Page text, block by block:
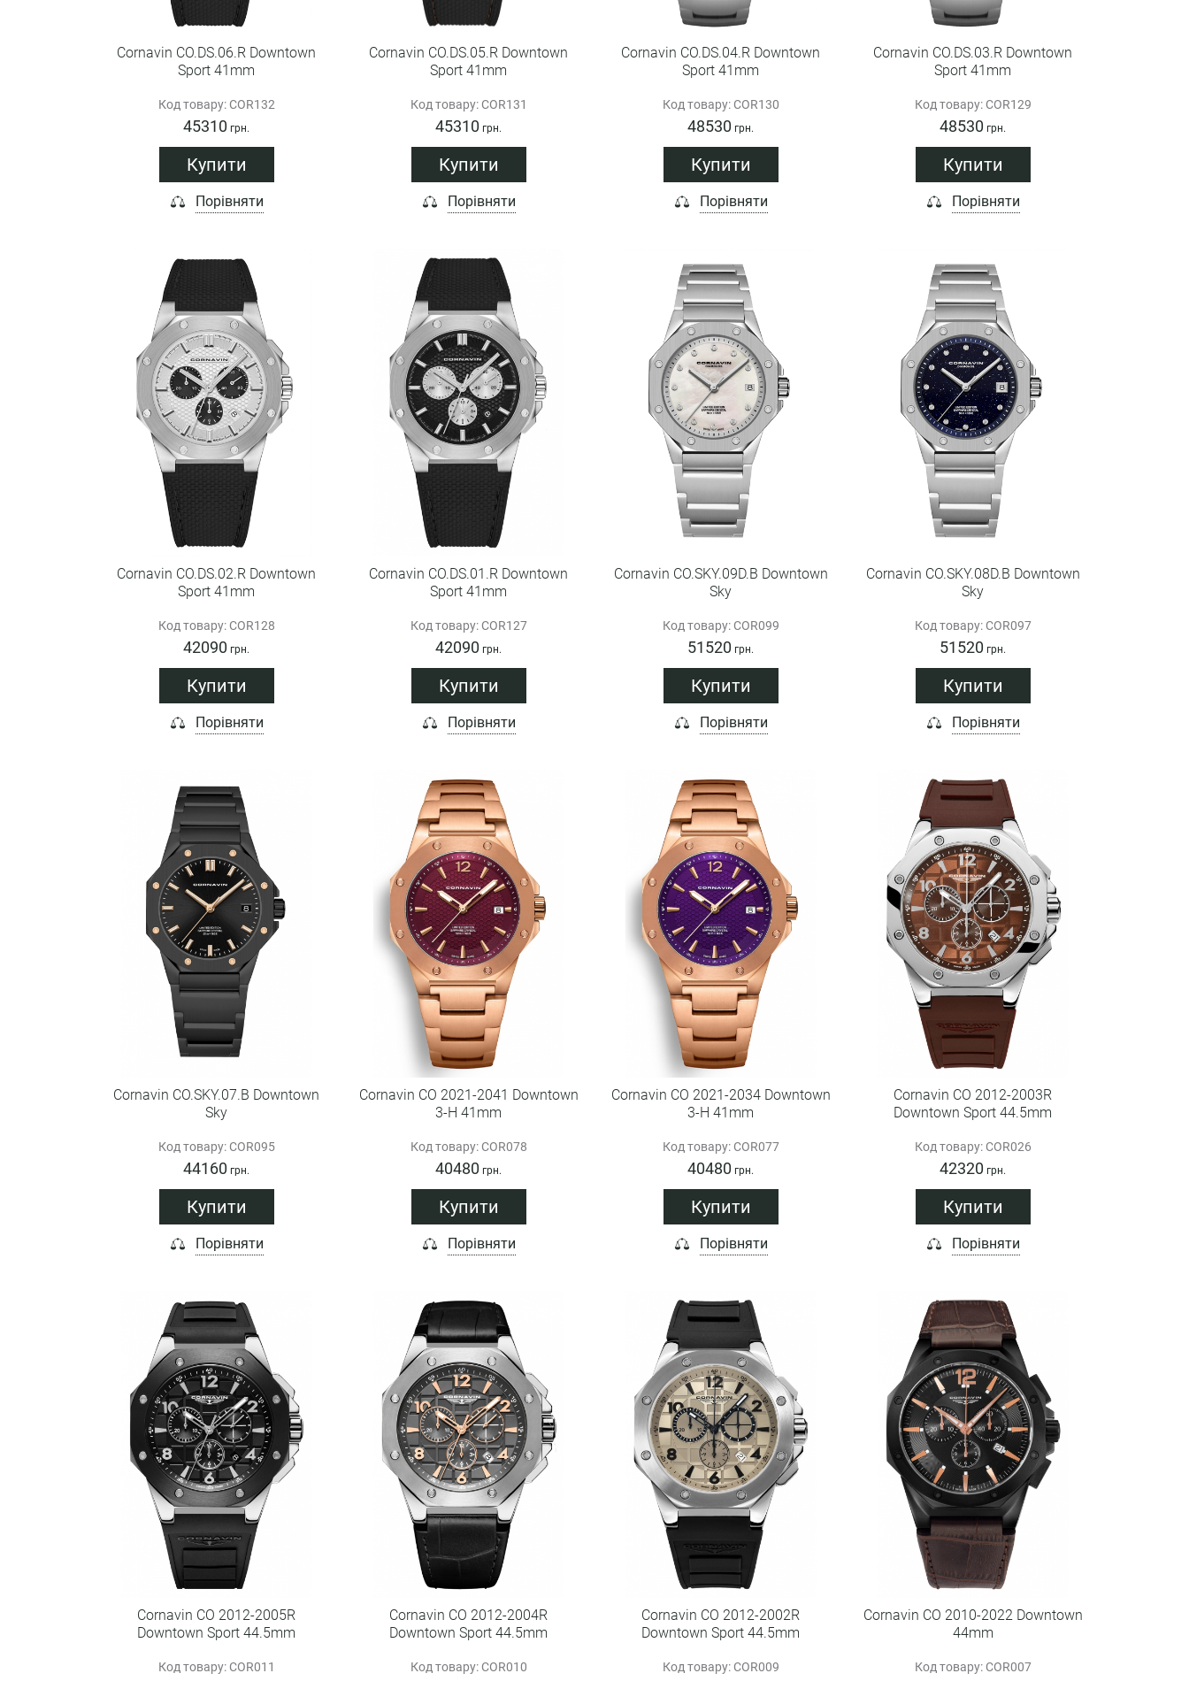
Cornavin CO.DS.06.R Downtown
Sport 41mm
Код товару: COR132
45310 грн.
Купити
Порівняти
Cornavin CO.DS.05.R Downtown
Sport 41mm
Код товару: COR131
45310 грн.
Купити
Порівняти
Cornavin CO.DS.04.R Downtown
Sport 41mm
Код товару: COR130
48530 грн.
Купити
Порівняти
Cornavin CO.DS.03.R Downtown
Sport 41mm
Код товару: COR129
48530 грн.
Купити
Порівняти
Cornavin CO.DS.02.R Downtown
Sport 41mm
Код товару: COR128
42090 грн.
Купити
Порівняти
Cornavin CO.DS.01.R Downtown
Sport 41mm
Код товару: COR127
42090 грн.
Купити
Порівняти
Cornavin CO.SKY.09D.B Downtown
Sky
Код товару: COR099
51520 грн.
Купити
Порівняти
Cornavin CO.SKY.08D.B Downtown
Sky
Код товару: COR097
51520 грн.
Купити
Порівняти
Cornavin CO.SKY.07.B Downtown
Sky
Код товару: COR095
44160 грн.
Купити
Порівняти
Cornavin CO 2021-2041 Downtown
3-H 41mm
Код товару: COR078
40480 грн.
Купити
Порівняти
Cornavin CO 2021-2034 Downtown
3-H 41mm
Код товару: COR077
40480 грн.
Купити
Порівняти
Cornavin CO 2012-2003R
Downtown Sport 44.5mm
Код товару: COR026
42320 грн.
Купити
Порівняти
Cornavin CO 2012-2005R
Downtown Sport 44.5mm
Код товару: COR011
Cornavin CO 2012-2004R
Downtown Sport 44.5mm
Код товару: COR010
Cornavin CO 2012-2002R
Downtown Sport 44.5mm
Код товару: COR009
Cornavin CO 2010-2022 Downtown
44mm
Код товару: COR007